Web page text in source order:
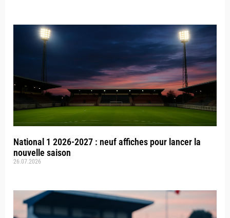
National 1 2026-2027 : neuf affiches pour lancer la
nouvelle saison
26.07.2026